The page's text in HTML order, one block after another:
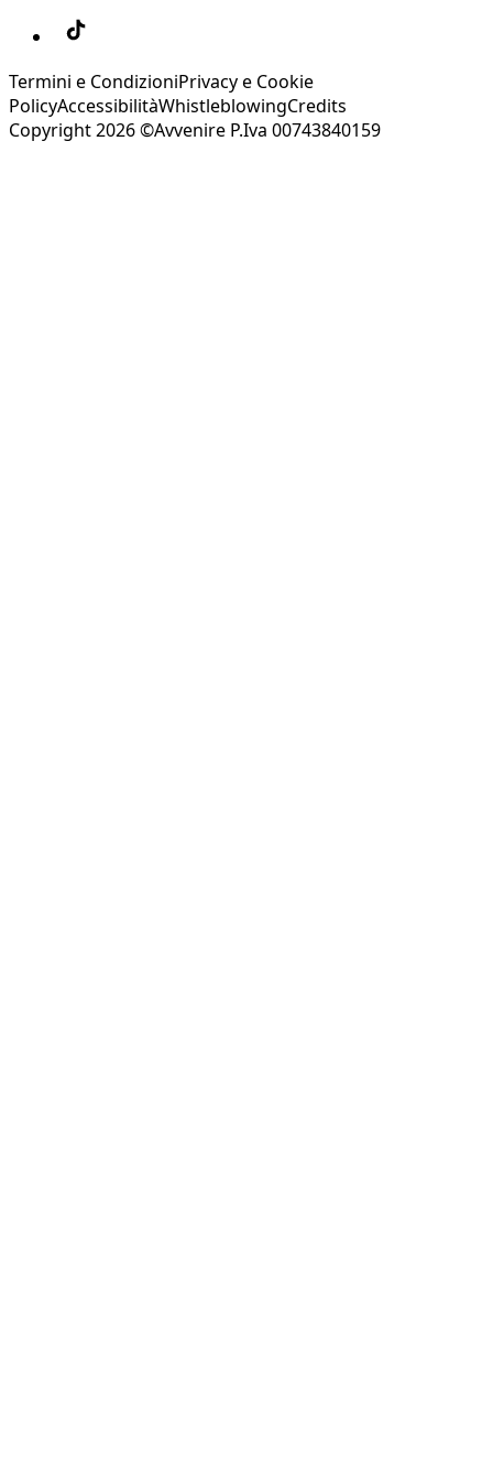
Termini e CondizioniPrivacy e Cookie
PolicyAccessibilitàWhistleblowingCredits
Copyright 2026 ©Avvenire P.Iva 00743840159